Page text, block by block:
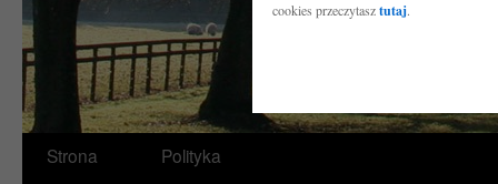
cookies przeczytasztutaj.
Przejdź
Strona
Polityka